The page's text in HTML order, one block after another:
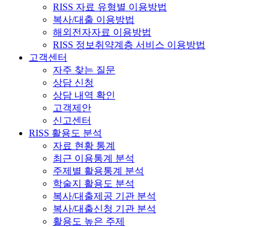
RISS 자료 유형별 이용방법
복사/대출 이용방법
해외전자자료 이용방법
RISS 정보취약계층 서비스 이용방법
고객센터
자주 찾는 질문
상담 신청
상담 내역 확인
고객제안
신고센터
RISS 활용도 분석
자료 현황 통계
최근 이용통계 분석
주제별 활용통계 분석
학술지 활용도 분석
복사/대출제공 기관 분석
복사/대출신청 기관 분석
활용도 높은 주제